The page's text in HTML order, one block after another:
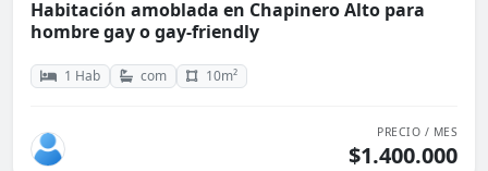
Habitación amoblada en Chapinero Alto para
hombre gay o gay-friendly
1 Hab com 10m²
PRECIO / MES
$1.400.000